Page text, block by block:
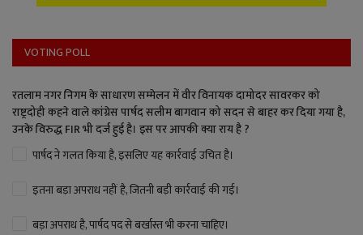
VOTING POLL
रतलाम नगर निगम के साधारण सम्मेलन में वीर विनायक दामोदर सावरकर को
राष्ट्रदोही कहने वाले कांग्रेस पार्षद सलीम बागवान को सदन से बाहर कर दिया गया है,
उनके विरुद्ध FIR भी दर्ज हुई है। इस पर आपकी क्या राय है ?
पार्षद ने गलत किया है, इसलिए यह कार्रवाई उचित है।
इतना बड़ा अपराध नहीं है, जितनी बड़ी कार्रवाई की गई।
बड़ा अपराध है, पार्षद पद से बर्खास्त भी करना चाहिए।